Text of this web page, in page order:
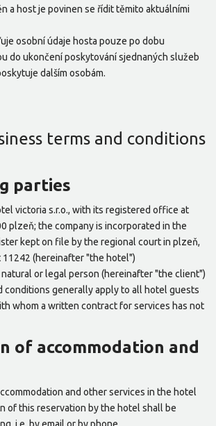
a host je povinen se řídit těmito aktuálními
osobní údaje hosta pouze po dobu
do ukončení poskytování sjednaných služeb
dalším osobám.
terms and conditions
parties
victoria s.r.o., with its registered office at
plzeň; the company is incorporated in the
kept on file by the regional court in plzeň,
11242 (hereinafter "the hotel")
natural or legal person (hereinafter "the client")
conditions generally apply to all hotel guests
whom a written contract for services has not
of accommodation and
and other services in the hotel
of this reservation by the hotel shall be